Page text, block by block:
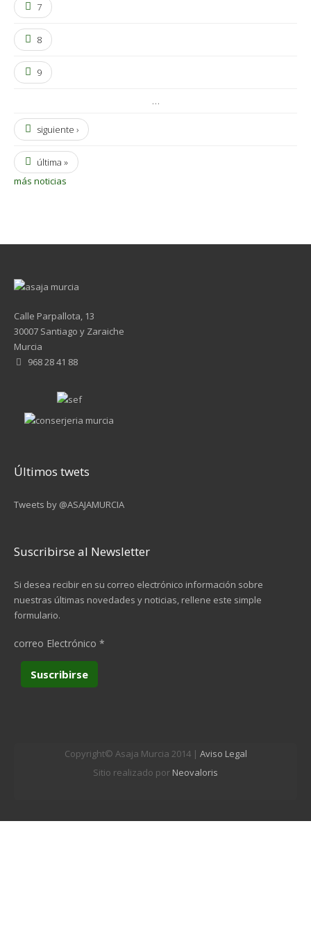
7
8
9
…
siguiente ›
última »
más noticias
Calle Parpallota, 13
30007 Santiago y Zaraiche
Murcia
968 28 41 88
Últimos twets
Tweets by @ASAJAMURCIA
Suscribirse al Newsletter
Si desea recibir en su correo electrónico información sobre
nuestras últimas novedades y noticias, rellene este simple
formulario.
correo Electrónico *
Copyright© Asaja Murcia 2014 | Aviso Legal
Sitio realizado por Neovaloris